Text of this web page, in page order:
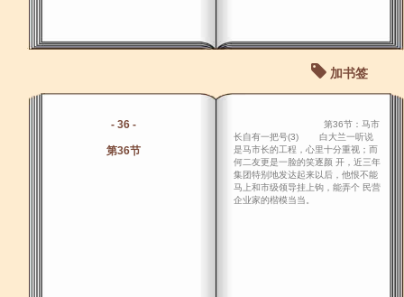
加书签
- 36 -
第36节
第36节：马市
长自有一把号(3) 白大兰一听说
是马市长的工程，心里十分重视；而
何二友更是一脸的笑逐颜 开，近三年
集团特别地发达起来以后，他恨不能
马上和市级领导挂上钩，能弄个 民营
企业家的楷模当当。